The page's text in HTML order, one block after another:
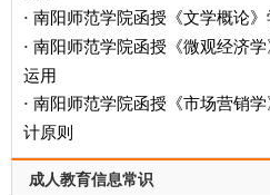
· 南阳师范学院函授《文学概论
· 南阳师范学院函授《微观经济
运用
· 南阳师范学院函授《市场营销
计原则
成人教育信息常识